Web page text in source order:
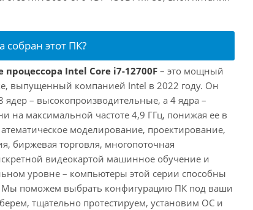
собран этот ПК?
процессора Intel Core i7-12700F – это мощный
выпущенный компанией Intel в 2022 году. Он
– высокопроизводительные, а 4 ядра –
на максимальной частоте 4,9 ГГц, понижая ее в
моделирование, проектирование,
биржевая торговля, многопоточная
видеокартой машинное обучение и
уровне – компьютеры этой серии способны
Мы поможем выбрать конфигурацию ПК под ваши
тщательно протестируем, установим ОС и